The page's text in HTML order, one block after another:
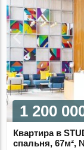
1 200
Квартира в
спальня, 67м²,